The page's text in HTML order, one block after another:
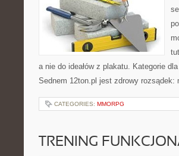
a nie do ideałów z plakatu. Kategorie
Sednem 12ton.pl jest zdrowy
CATEGORIES: MMORPG
TRENING